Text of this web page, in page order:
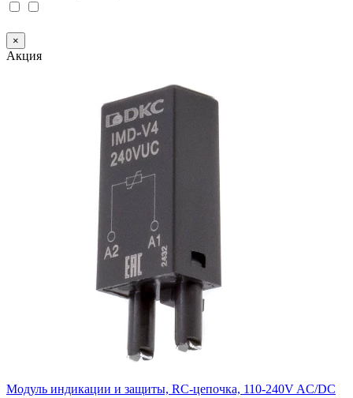
×
Акция
Модуль индикации и защиты, RC-цепочка, 110-240V AC/DC